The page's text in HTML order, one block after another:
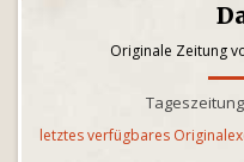
Originale Zeitung
letztes verfügbares